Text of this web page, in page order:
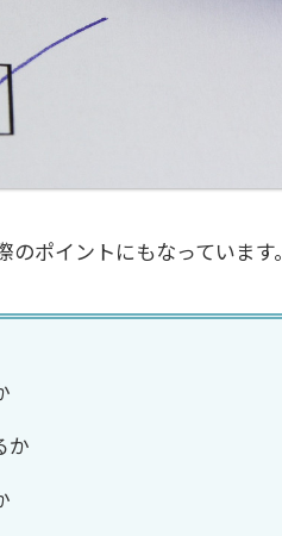
ポイントにもなっています。
か